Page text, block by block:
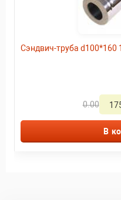
Сэндвич-труба
0.00
В